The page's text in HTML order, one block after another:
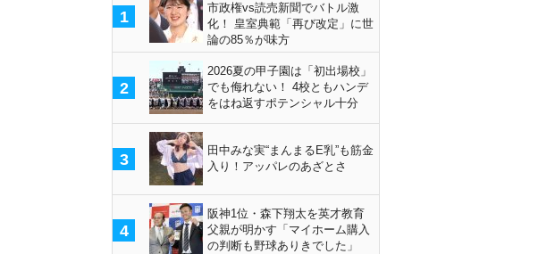
1
市政権vs読売新聞でバトル激
化！ 皇室典範「再び改定」に世
論の85％が味方
2
2026夏の甲子園は「初出場校」
でも侮れない！ 4校ともハンデ
をはね返すポテンシャル十分
3
田中みな実“まんまるE乳”も筋金
入り！アッパレのあざとさ
4
阪神1位・森下翔太を英才教育
父親が明かす「マイホーム購入
の判断も野球ありきでした」